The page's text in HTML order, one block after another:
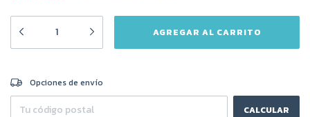
Entregas para el CP:
Opciones de envío
CALCULAR